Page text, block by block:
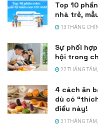
Top 10
nhà trẻ,
13 THÁNG
Sự phối
hội trong
22 THÁNG
4 cách ăn
dù có
điều này!
31 THÁNG